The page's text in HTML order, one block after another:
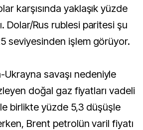
karşısında yaklaşık yüzde
Dolar/Rus rublesi paritesi şu
seviyesinden işlem görüyor.
savaşı nedeniyle
doğal gaz fiyatları vadeli
birlikte yüzde 5,3 düşüşle
Brent petrolün varil fiyatı